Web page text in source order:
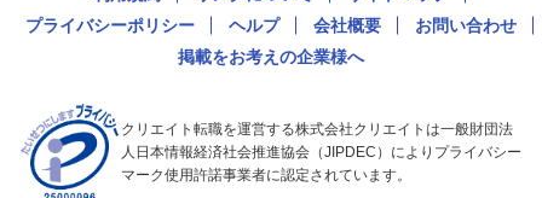
プライバシーポリシー
ヘルプ 会社概要
お問い合わせ
掲載をお考えの企業様へ
クリエイト転職を運営する株式会社クリエイトは一般財団法
人日本情報経済社会推進協会（JIPDEC）によりプライバシー
マーク使用許諾事業者に認定されています。